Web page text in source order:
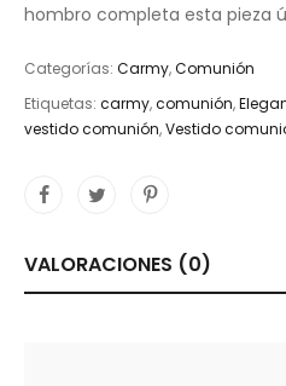
hombro completa esta pieza
Categorías: Carmy,Comunión
Etiquetas: carmy,comunión,
vestido comunión,Vestido
VALORACIONES (0)